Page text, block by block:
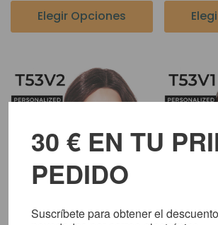
Elegir Opciones
30 € EN TU
PEDIDO
Suscríbete para obtener el